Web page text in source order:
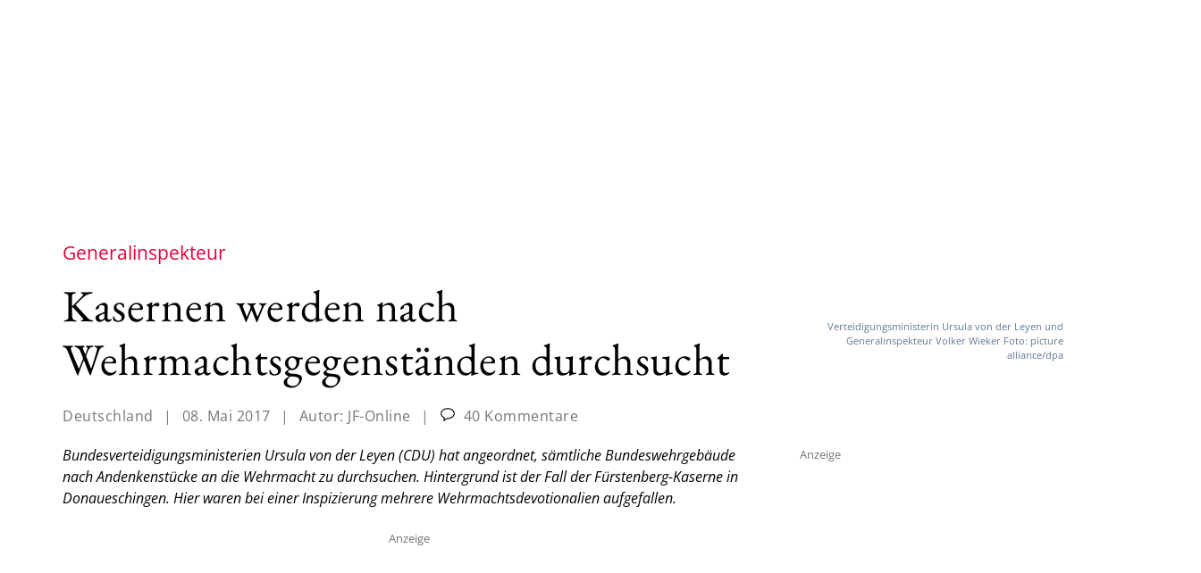
Generalinspekteur
Kasernen werden nach
Wehrmachtsgegenständen durchsucht
Deutschland | 08. Mai 2017 | Autor: JF-Online |
40 Kommentare
Bundesverteidigungsministerien Ursula von der Leyen (CDU) hat angeordnet, sämtliche Bundeswehrgebäude
nach Andenkenstücke an die Wehrmacht zu durchsuchen. Hintergrund ist der Fall der Fürstenberg-Kaserne in
Donaueschingen. Hier waren bei einer Inspizierung mehrere Wehrmachtsdevotionalien aufgefallen.
Anzeige
Verteidigungsministerin Ursula von der Leyen und
Generalinspekteur Volker Wieker Foto: picture
alliance/dpa
Anzeige